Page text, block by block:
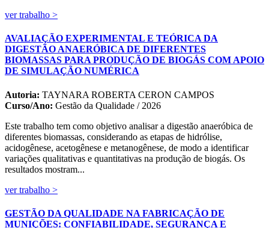
ver trabalho >
AVALIAÇÃO EXPERIMENTAL E TEÓRICA DA
DIGESTÃO ANAERÓBICA DE DIFERENTES
BIOMASSAS PARA PRODUÇÃO DE BIOGÁS COM APOIO
DE SIMULAÇÃO NUMÉRICA
Autoria: TAYNARA ROBERTA CERON CAMPOS
Curso/Ano: Gestão da Qualidade / 2026
Este trabalho tem como objetivo analisar a digestão anaeróbica de
diferentes biomassas, considerando as etapas de hidrólise,
acidogênese, acetogênese e metanogênese, de modo a identificar
variações qualitativas e quantitativas na produção de biogás. Os
resultados mostram...
ver trabalho >
GESTÃO DA QUALIDADE NA FABRICAÇÃO DE
MUNIÇÕES: CONFIABILIDADE, SEGURANÇA E